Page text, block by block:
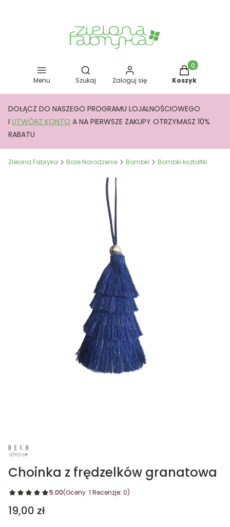
Menu
Otwórz wyszukiwarkę
Szukaj Zaloguj się
Produkty w
Koszyk
DOŁĄCZ DO NASZEGO PROGRAMU LOJALNOŚCIOWEGO
I UTWÓRZ KONTO A NA PIERWSZE ZAKUPY OTRZYMASZ 10%
RABATU
Zielona Fabryka Boże Narodzenie Bombki Bombki kształtki
Choinka z frędzelków granatowa
5.00(Oceny: 1 Recenzje: 0)
Cena
19,00 zł